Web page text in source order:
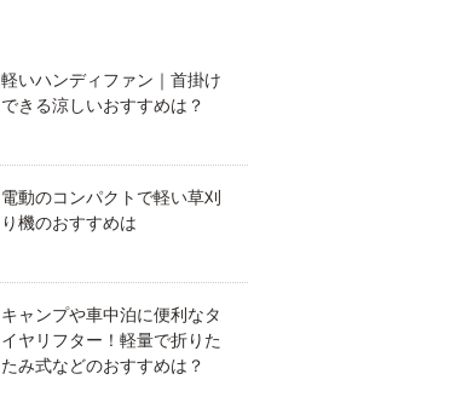
軽いハンディファン｜首掛け
できる涼しいおすすめは？
電動のコンパクトで軽い草刈
り機のおすすめは
キャンプや車中泊に便利なタ
イヤリフター！軽量で折りた
たみ式などのおすすめは？